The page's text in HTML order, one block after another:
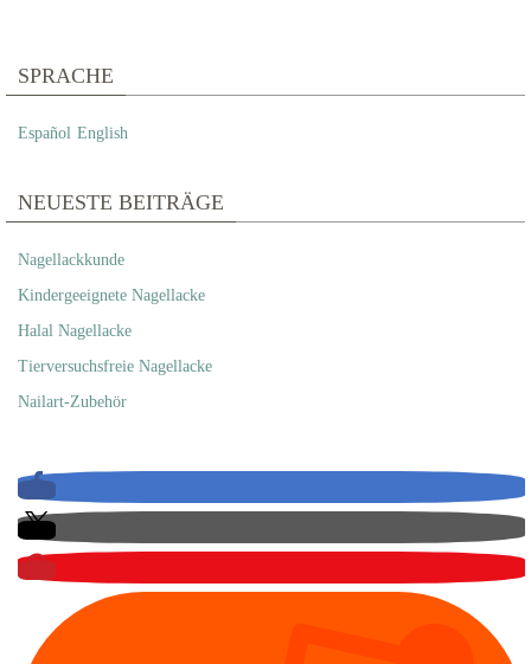
SPRACHE
Español English
NEUESTE BEITRÄGE
Nagellackkunde
Kindergeeignete Nagellacke
Halal Nagellacke
Tierversuchsfreie Nagellacke
Nailart-Zubehör